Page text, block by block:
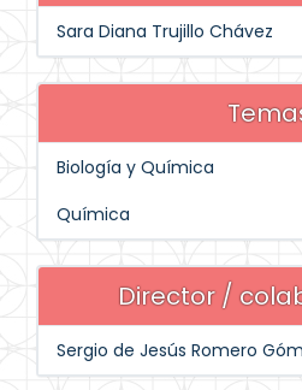
Sara Diana Trujillo Chávez
Biología y Química
Química
Director /
Sergio de Jesús Romero